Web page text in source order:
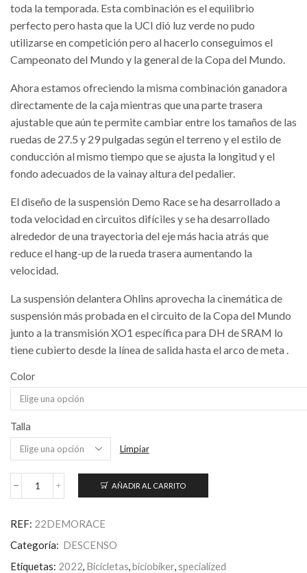
toda la temporada. Esta combinación es el equilibrio
perfecto pero hasta que la UCI dió luz verde no pudo
utilizarse en competición pero al hacerlo conseguimos el
Campeonato del Mundo y la general de la Copa del Mundo.
Ahora estamos ofreciendo la misma combinación ganadora
directamente de la caja mientras que una parte trasera
ajustable que aún te permite cambiar entre los tamaños de las
ruedas de 27.5 y 29 pulgadas según el terreno y el estilo de
conducción al mismo tiempo que se ajusta la longitud y el
fondo adecuados de la vainay altura del pedalier.
El diseño de la suspensión Demo Race se ha desarrollado a
toda velocidad en circuitos difíciles y se ha desarrollado
alrededor de una trayectoria del eje más hacia atrás que
reduce el hang-up de la rueda trasera aumentando la
velocidad.
La suspensión delantera Ohlins aprovecha la cinemática de
suspensión más probada en el circuito de la Copa del Mundo
junto a la transmisión XO1 específica para DH de SRAM lo
tiene cubierto desde la línea de salida hasta el arco de meta .
Color
Talla
Limpiar
Demo
AÑADIR AL CARRITO
REF: 22DEMORACE
Categoría: DESCENSO
Etiquetas: 2022, Bicicletas,biciobiker,specialized